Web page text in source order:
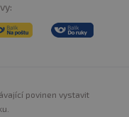
povinen vystavit